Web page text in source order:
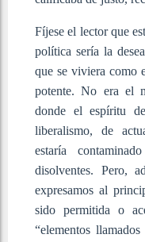
Fíjese el lector que
política sería la
que se viviera como
potente. No era el
donde el espíritu
liberalismo, de
estaría
disolventes. Pero,
expresamos al
sido permitida o
“elementos